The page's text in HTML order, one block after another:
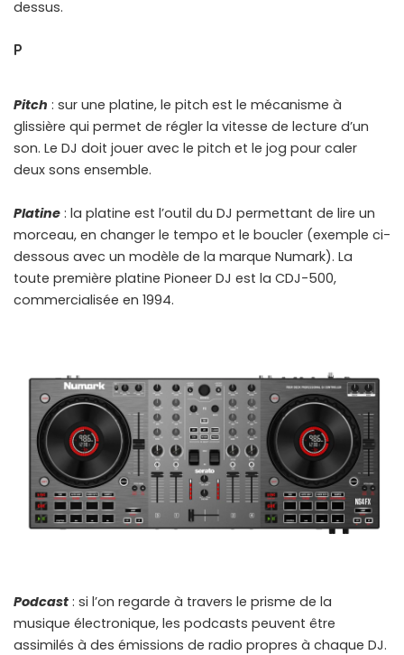
dessus.
P
Pitch : sur une platine, le pitch est le mécanisme à
glissière qui permet de régler la vitesse de lecture d’un
son. Le DJ doit jouer avec le pitch et le jog pour caler
deux sons ensemble.
Platine : la platine est l’outil du DJ permettant de lire un
morceau, en changer le tempo et le boucler (exemple ci-
dessous avec un modèle de la marque Numark). La
toute première platine Pioneer DJ est la CDJ-500,
commercialisée en 1994.
Podcast : si l’on regarde à travers le prisme de la
musique électronique, les podcasts peuvent être
assimilés à des émissions de radio propres à chaque DJ.